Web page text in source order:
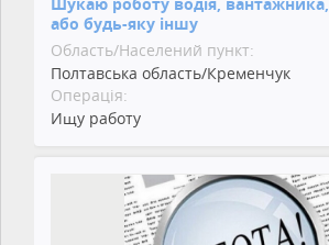
або будь-яку іншу
Область/Населений пункт:
Полтавська область/Кременчук
Операція:
Ищу работу